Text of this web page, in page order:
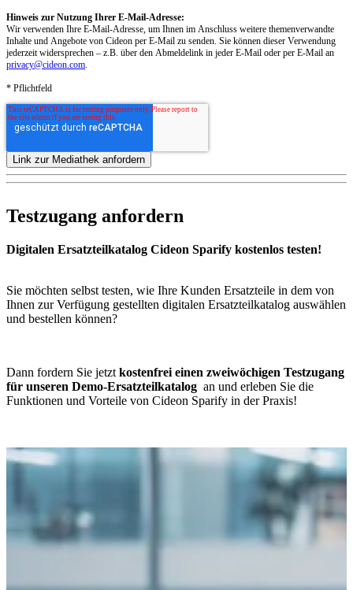
Hinweis zur Nutzung Ihrer E-Mail-Adresse:
Wir verwenden Ihre E-Mail-Adresse, um Ihnen im Anschluss weitere themenverwandte
Inhalte und Angebote von Cideon per E-Mail zu senden. Sie können dieser Verwendung
jederzeit widersprechen – z.B. über den Abmeldelink in jeder E-Mail oder per E-Mail an
privacy@cideon.com
* Pflichtfeld
Testzugang anfordern
Digitalen Ersatzteilkatalog Cideon Sparify kostenlos testen!
Sie möchten selbst testen, wie Ihre Kunden Ersatzteile in dem von
Ihnen zur Verfügung gestellten digitalen Ersatzteilkatalog auswählen
und bestellen können?
Dann fordern Sie jetzt kostenfrei einen zweiwöchigen Testzugang
für unseren Demo-Ersatzteilkatalog an und erleben Sie die
Funktionen und Vorteile von Cideon Sparify in der Praxis!